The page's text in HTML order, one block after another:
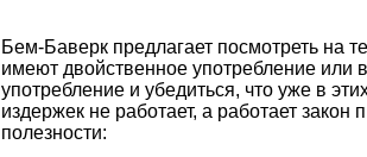
Бем-Баверк предлагает посмотреть на
имеют двойственное употребление или
употребление и убедиться, что уже в
издержек не работает, а работает закон
полезности: